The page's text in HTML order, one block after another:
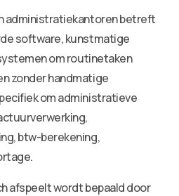
administratiekantoren betreft
software, kunstmatige
om routinetaken
zonder handmatige
om administratieve
btw-berekening,
afspeelt wordt bepaald door